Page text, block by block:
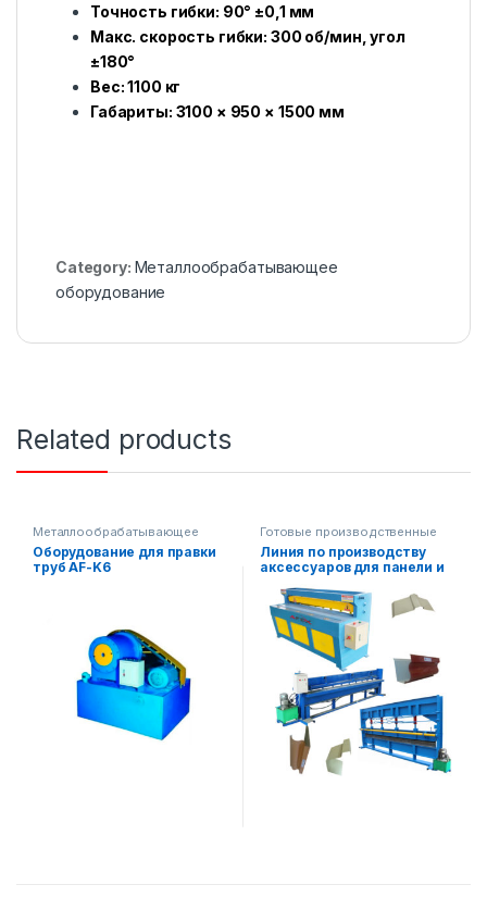
Точность гибки: 90° ±0,1 мм
Макс. скорость гибки: 300 об/мин, угол
±180°
Вес: 1100 кг
Габариты: 3100 × 950 × 1500 мм
Category: Металлообрабатывающее
оборудование
Related products
Металлообрабатывающее
оборудование
Оборудование для правки
труб AF-K6
Готовые производственные
линии
Металлообрабатывающее
оборудование ,Строительное
оборудование
Линия по производству
аксессуаров для панели и